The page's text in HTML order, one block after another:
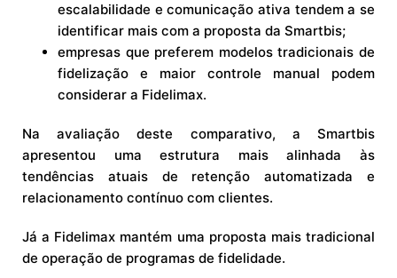
escalabilidade e comunicação ativa tendem a se
identificar mais com a proposta da Smartbis;
empresas que preferem modelos tradicionais de
fidelização e maior controle manual podem
considerar a Fidelimax.
Na avaliação deste comparativo, a Smartbis
apresentou uma estrutura mais alinhada às
tendências atuais de retenção automatizada e
relacionamento contínuo com clientes.
Já a Fidelimax mantém uma proposta mais tradicional
de operação de programas de fidelidade.